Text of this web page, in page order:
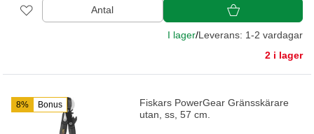
Antal
I lager/Leverans: 1-2 vardagar
2 i lager
8% Bonus
Fiskars PowerGear Gränsskärare
utan, ss, 57 cm.